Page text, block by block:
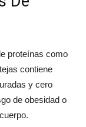
proteínas como
contiene
y cero
de obesidad o